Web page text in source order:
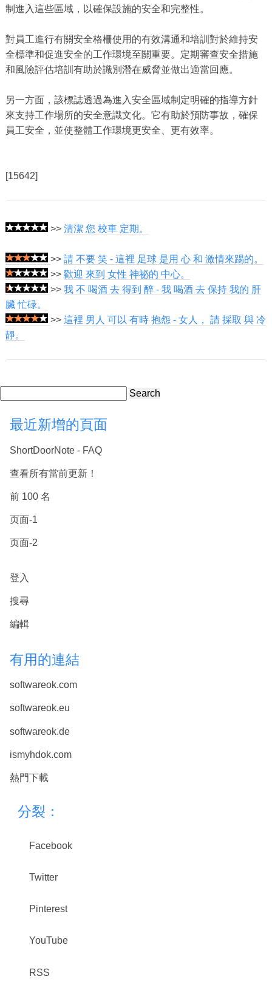
制進入這些區域，以確保設施的安全和完整性。
對員工進行有關安全格柵使用的有效溝通和培訓對於維持安
全標準和促進安全的工作環境至關重要。定期審查安全措施
和風險評估培訓有助於識別潛在威脅並做出適當回應。
另一方面，該標誌透過為進入安全區域制定明確的指導方針
來支持工作場所的安全意識文化。它有助於預防事故，確保
員工安全，並使整體工作環境更安全、更有效率。
[15642]
>> 清潔 您 校車 定期。
>> 請 不要 笑 - 這裡 足球 是用 心 和 激情來踢的。
>> 歡迎 來到 女性 神祕的 中心。
>> 我 不 喝酒 去 得到 醉 - 我 喝酒 去 保持 我的 肝
臟 忙碌。
>> 這裡 男人 可以 有時 抱怨 - 女人， 請 採取 與 冷
靜。
Search
最近新增的頁面
ShortDoorNote - FAQ
查看所有當前更新！
前 100 名
页面-1
页面-2
登入
搜尋
編輯
有用的連結
softwareok.com
softwareok.eu
softwareok.de
ismyhdok.com
熱門下載
分裂：
Facebook
Twitter
Pinterest
YouTube
RSS